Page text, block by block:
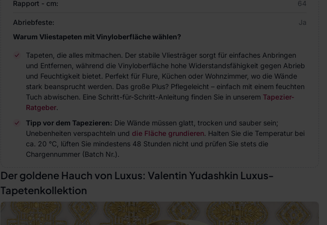
Rapport - cm: 64
Abriebfeste:
Ja
Warum Vliestapeten mit Vinyloberfläche wählen?
Tapeten, die alles mitmachen. Der stabile Vliesträger sorgt für einfaches Anbringen
und Entfernen, während die Vinyloberfläche hohe Widerstandsfähigkeit gegen Abrieb
und Feuchtigkeit bietet. Perfekt für Flure, Küchen oder Wohnzimmer, wo die Wände
stark beansprucht werden. Das große Plus? Pflegeleicht – einfach mit einem feuchten
Tuch abwischen. Eine Schritt-für-Schritt-Anleitung finden Sie in unserem Tapezier-
Ratgeber.
Tipp vor dem Tapezieren: Die Wände müssen glatt, trocken und sauber sein;
Unebenheiten verspachteln und die Fläche grundieren. Halten Sie die Temperatur bei
ca. 20 °C, lüften Sie mindestens 48 Stunden nicht und prüfen Sie stets die
Chargennummer (Batch Nr.).
Der goldene Hauch von Luxus: Valentin Yudashkin Luxus-
Tapetenkollektion